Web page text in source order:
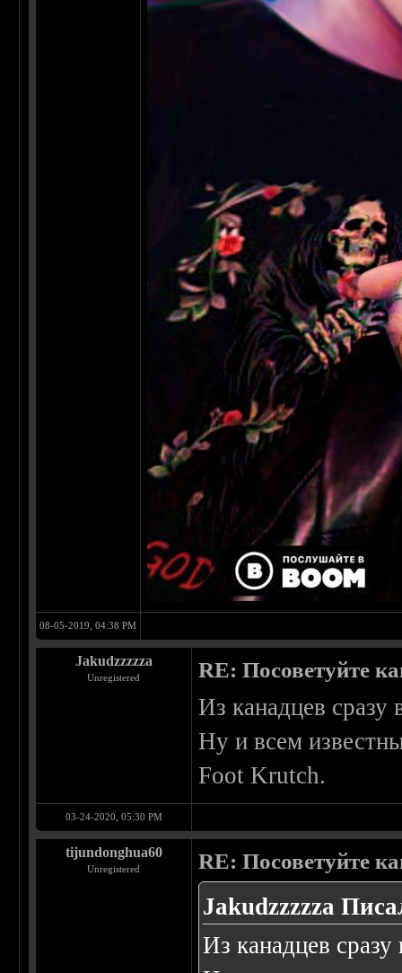
08-05-2019, 04:38 PM
Jakudzzzzza
Unregistered RE: Посоветуйте
Из канадцев сразу
Ну и всем
Foot Krutch.
03-24-2020, 05:30 PM
tijundonghua60
Unregistered RE: Посоветуйте
Jakudzzzzza
Из канадцев